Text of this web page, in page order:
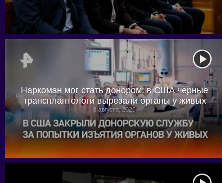
Наркоман мог стать донором: в США черные
трансплантологи вырезали органы у живых
8 августа, 2026